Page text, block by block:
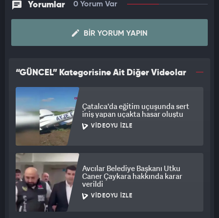
Yorumlar 0 Yorum Var
BIR YORUM YAPIN
“GÜNCEL” Kategorisine Ait Diğer Videolar
Çatalca'da eğitim uçuşunda sert
iniş yapan uçakta hasar oluştu
VIDEOYU İZLE
Avcılar Belediye Başkanı Utku
Caner Çaykara hakkında karar
verildi
VIDEOYU İZLE